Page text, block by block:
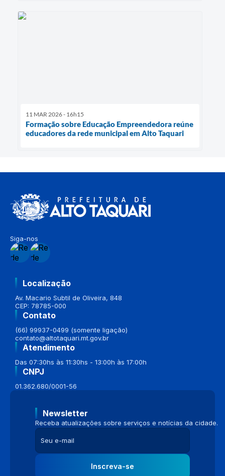
11 MAR 2026 - 16h15
Formação sobre Educação Empreendedora reúne
educadores da rede municipal em Alto Taquari
Siga-nos
Localização
Av. Macario Subtil de Oliveira, 848
CEP: 78785-000
Contato
(66) 99937-0499 (somente ligação)
contato@altotaquari.mt.gov.br
Atendimento
Das 07:30hs às 11:30hs - 13:00h às 17:00h
CNPJ
01.362.680/0001-56
Newsletter
Receba atualizações sobre serviços e notícias da cidade.
Inscreva-se